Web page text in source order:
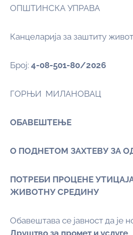
ОПШТИНСКА УПРАВА
Канцеларија за заштиту
Број: 4-08-501-80/2026
ГОРЊИ МИЛАНОВАЦ
ОБАВЕШТЕЊЕ
О ПОДНЕТОМ ЗАХТЕВУ ЗА
ПОТРЕБИ ПРОЦЕНЕ
ЖИВОТНУ СРЕДИНУ
Обавештава се јавност да je
Друштво за промет и услуге